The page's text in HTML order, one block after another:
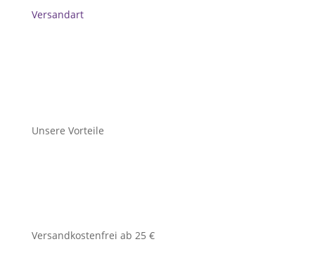
Versandart
Unsere Vorteile
Versandkostenfrei ab 25 €